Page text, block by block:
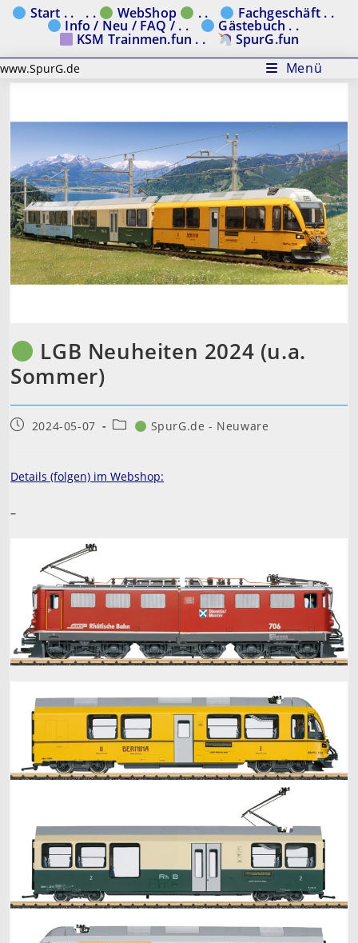
Zum Start . . . . WebShop . . Fachgeschäft . .
Info / Neu / FAQ / . . Gästebuch . .
KSM Trainmen.fun . . SpurG.fun
www.SpurG.de Menü
LGB Neuheiten 2024 (u.a.
Sommer)
Beitrag2024-05-07
Beitrags-SpurG.de - Neuware
Details (folgen) im Webshop:
–